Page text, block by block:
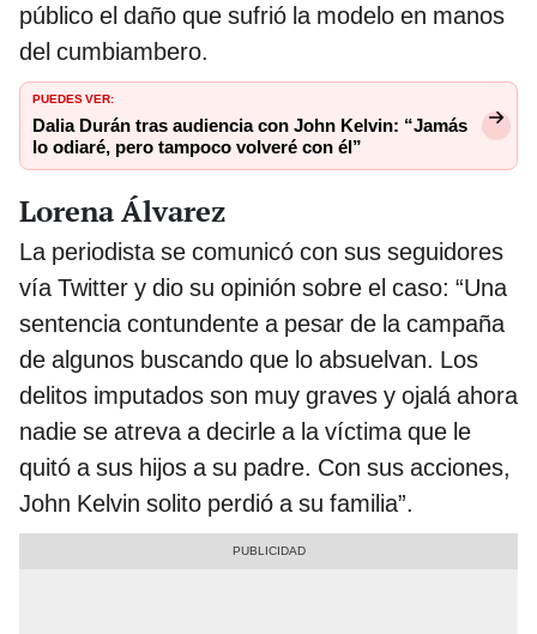
público el daño que sufrió la modelo en manos
del cumbiambero.
PUEDES VER:
Dalia Durán tras audiencia con John Kelvin: “Jamás
lo odiaré, pero tampoco volveré con él”
Lorena Álvarez
La periodista se comunicó con sus seguidores
vía Twitter y dio su opinión sobre el caso: “Una
sentencia contundente a pesar de la campaña
de algunos buscando que lo absuelvan. Los
delitos imputados son muy graves y ojalá ahora
nadie se atreva a decirle a la víctima que le
quitó a sus hijos a su padre. Con sus acciones,
John Kelvin solito perdió a su familia”.